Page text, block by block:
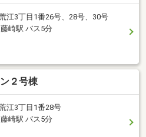
江3丁目1番26号、28号、30号
崎駅 バス5分
２号棟
江3丁目1番28号
崎駅 バス5分